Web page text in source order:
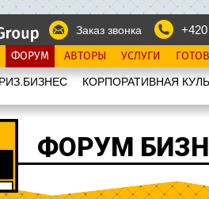
Заказ звонка
ФОРУМ АВТОРЫ УСЛУГИ
КОРПОРАТИВНАЯ
ФОРУМ